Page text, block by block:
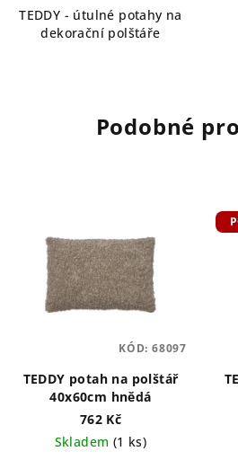
TEDDY - útulné potahy na
dekorační polštáře
Podobné
TEDDY potah na polštář
40x60cm hnědá
762 Kč
Skladem (1 ks)
KÓD: 68097